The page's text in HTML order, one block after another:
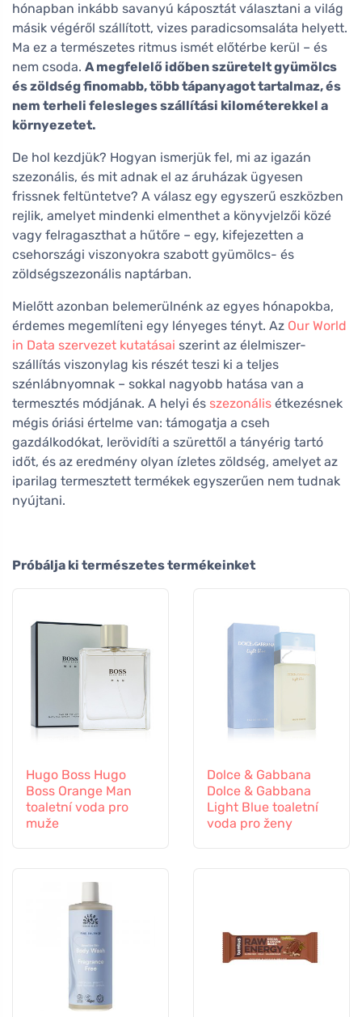
hónapban inkább savanyú káposztát választani a világ
másik végéről szállított, vizes paradicsomsaláta helyett.
Ma ez a természetes ritmus ismét előtérbe kerül – és
nem csoda. A megfelelő időben szüretelt gyümölcs
és zöldség finomabb, több tápanyagot tartalmaz, és
nem terheli felesleges szállítási kilométerekkel a
környezetet.
De hol kezdjük? Hogyan ismerjük fel, mi az igazán
szezonális, és mit adnak el az áruházak ügyesen
frissnek feltüntetve? A válasz egy egyszerű eszközben
rejlik, amelyet mindenki elmenthet a könyvjelzői közé
vagy felragaszthat a hűtőre – egy, kifejezetten a
csehországi viszonyokra szabott gyümölcs- és
zöldségszezonális naptárban.
Mielőtt azonban belemerülnénk az egyes hónapokba,
érdemes megemlíteni egy lényeges tényt. Az Our World
in Data szervezet kutatásai szerint az élelmiszer-
szállítás viszonylag kis részét teszi ki a teljes
szénlábnyomnak – sokkal nagyobb hatása van a
termesztés módjának. A helyi és szezonális étkezésnek
mégis óriási értelme van: támogatja a cseh
gazdálkodókat, lerövidíti a szürettől a tányérig tartó
időt, és az eredmény olyan ízletes zöldség, amelyet az
iparilag termesztett termékek egyszerűen nem tudnak
nyújtani.
Próbálja ki természetes termékeinket
Hugo Boss Hugo
Boss Orange Man
toaletní voda pro
muže
Dolce & Gabbana
Dolce & Gabbana
Light Blue toaletní
voda pro ženy